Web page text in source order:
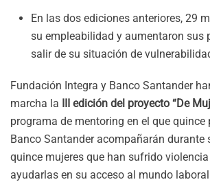
En las dos ediciones anteriores, 29
su empleabilidad y aumentaron sus
salir de su situación de
Fundación Integra y Banco Santander
marcha la III edición del proyecto “De
programa de mentoring en el que quince
Banco Santander acompañarán durante
quince mujeres que han sufrido
ayudarlas en su acceso al mundo